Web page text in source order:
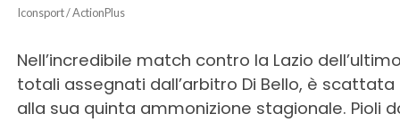
Iconsport / ActionPlus
Nell’incredibile match contro la Lazio
totali assegnati dall’arbitro Di Bello, è
alla sua quinta ammonizione stagionale. Pioli